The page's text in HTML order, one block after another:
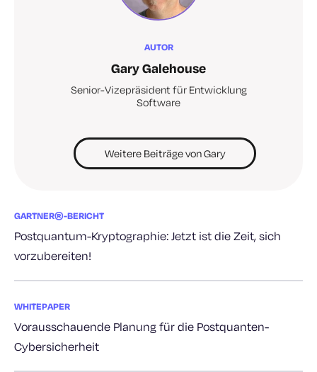
AUTOR
Gary Galehouse
Senior-Vizepräsident für Entwicklung
Software
Weitere Beiträge von Gary
GARTNER®-BERICHT
Postquantum-Kryptographie: Jetzt ist die Zeit, sich
vorzubereiten!
WHITEPAPER
Vorausschauende Planung für die Postquanten-
Cybersicherheit